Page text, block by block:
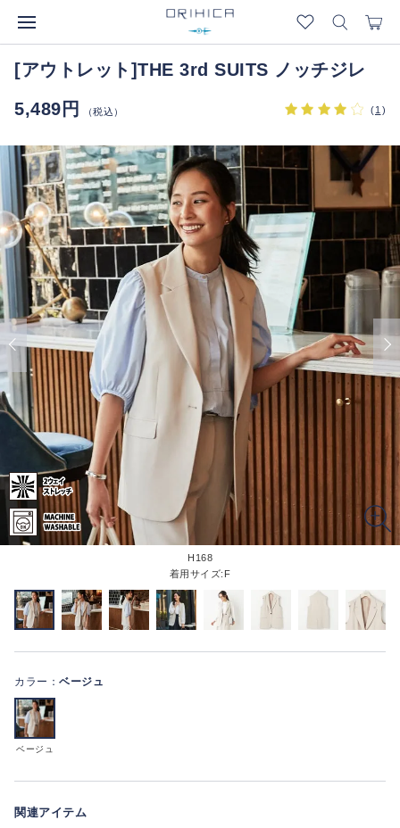
[アウトレット]THE 3rd SUITS ノッチジレ
5,489円
（税込） (1 )
H168
着用サイズ:F
カラー： ベージュ
ベージュ
関連アイテム